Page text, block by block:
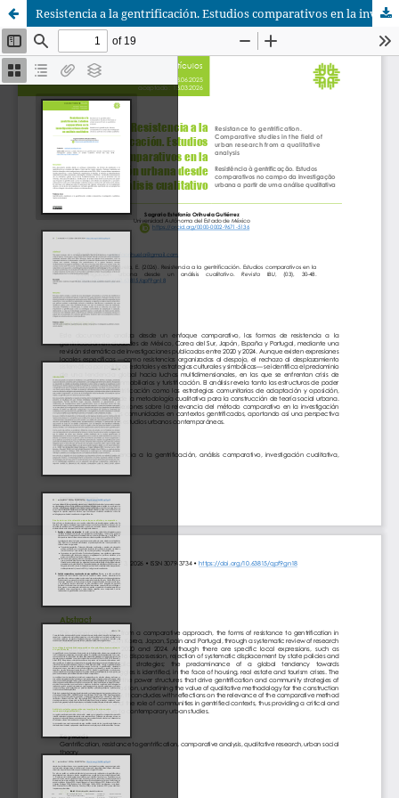
Resistencia a la gentrificación. Estudios comparativos en la investigación urbana desde un análisis cualitativo